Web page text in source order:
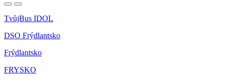
TvůjBus IDOL
DSO Frýdlantsko
Frýdlantsko
FRYSKO